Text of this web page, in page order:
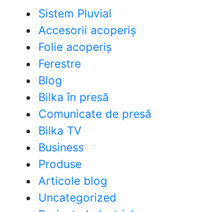
Sistem Pluvial
Accesorii acoperiș
Folie acoperiș
Ferestre
Blog
Bilka în presă
Comunicate de presă
Bilka TV
Business
Produse
Articole blog
Uncategorized